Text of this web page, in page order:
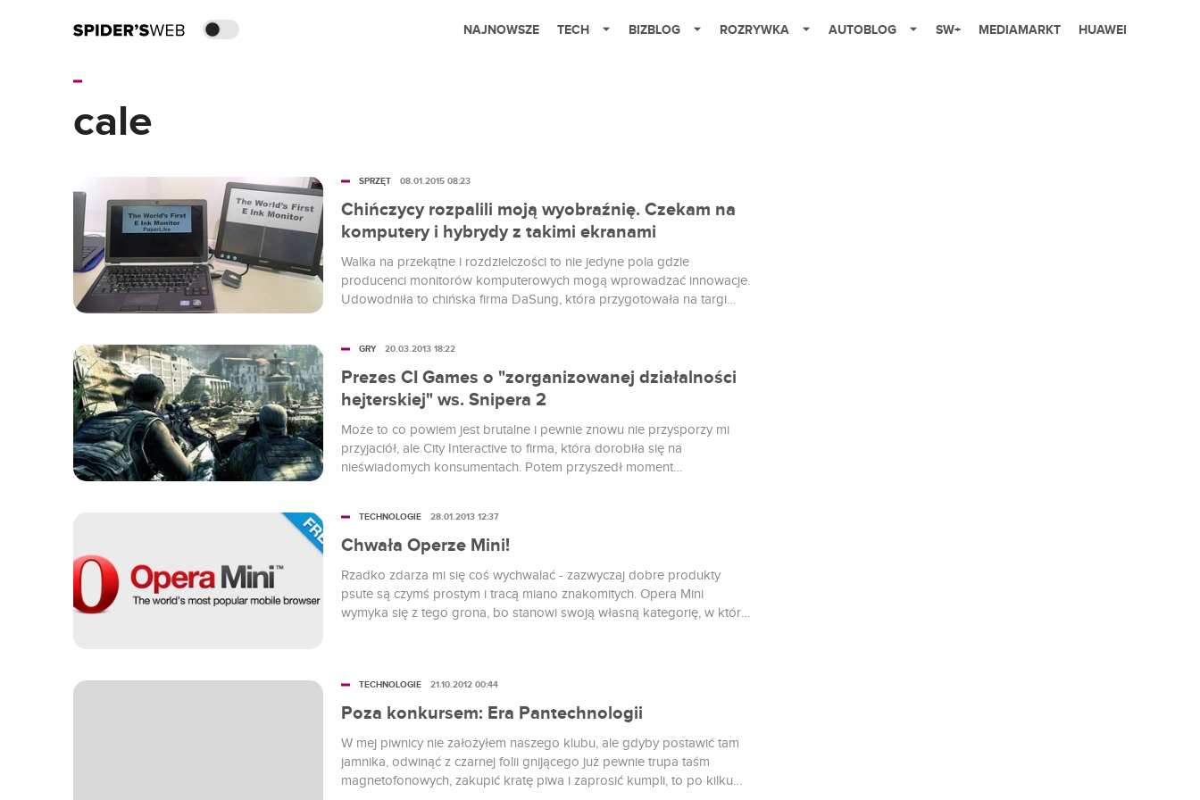
NAJNOWSZE TECH BIZBLOG ROZRYWKA AUTOBLOG SW+ MEDIAMARKT HUAWEI
cale
Chińczycy rozpalili moją wyobraźnię. Czekam na
komputery i hybrydy z takimi ekranami
Walka na przekątne i rozdzielczości to nie jedyne pola gdzie
producenci monitorów komputerowych mogą wprowadzać innowacje.
Udowodniła to chińska firma DaSung, która przygotowała na targi
pozorom ten koncept ma dużo sensu.
SPRZĘT 08.01.2015 08:23
Prezes CI Games o "zorganizowanej działalności
hejterskiej" ws. Snipera 2
Może to co powiem jest brutalne i pewnie znowu nie przysporzy mi
przyjaciół, ale City Interactive to firma, która dorobiła się na
nieświadomych konsumentach. Potem przyszedł moment
GRY 20.03.2013 18:22
Chwała Operze Mini!
Rzadko zdarza mi się coś wychwalać - zazwyczaj dobre produkty
psute są czymś prostym i tracą miano znakomitych. Opera Mini
wymyka się z tego grona, bo stanowi swoją własną kategorię, w której
TECHNOLOGIE 28.01.2013 12:37
Poza konkursem: Era Pantechnologii
W mej piwnicy nie założyłem naszego klubu, ale gdyby postawić tam
jamnika, odwinąć z czarnej folii gnijącego już pewnie trupa taśm
magnetofonowych, zakupić kratę piwa i zaprosić kumpli, to po kilku
TECHNOLOGIE 21.10.2012 00:44